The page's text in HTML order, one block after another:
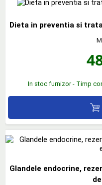
Dieta in preventia si
In stoc furnizor - Timp
Glandele endocrine,